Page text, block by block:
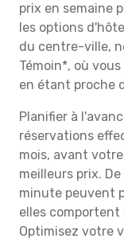
prix en semaine
les options
du centre-ville,
Témoin*, où
en étant proche
Planifier à
réservations
mois, avant
meilleurs prix.
minute peuvent
elles comportent
Optimisez votre